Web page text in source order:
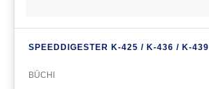
SPEED­DIGESTER K-425 / K-436 / K-439
BÜCHI